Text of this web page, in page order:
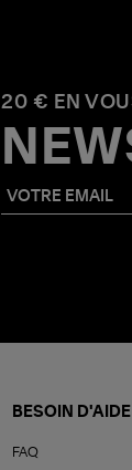
20 € EN
BESOIN
FAQ